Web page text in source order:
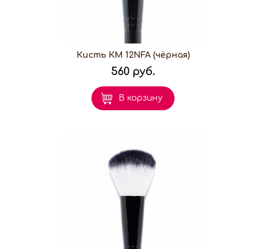
Кисть КМ 12NFA (чёрная)
560 руб.
В корзину